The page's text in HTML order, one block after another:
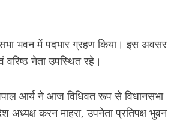
भवन में पदभार ग्रहण किया। इस अवसर
वरिष्ठ नेता उपस्थित रहे।
आर्य ने आज विधिवत रूप से विधानसभा
करन माहरा, उपनेता प्रतिपक्ष भुवन